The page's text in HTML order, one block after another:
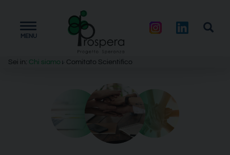
Toggle
navigation
MENU
Sei in: Chi siamo Comitato Scientifico